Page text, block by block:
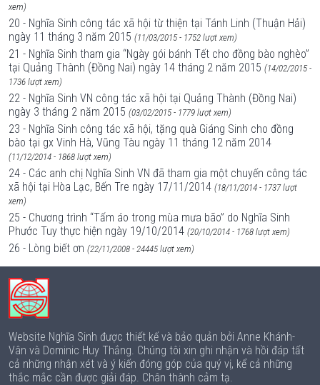
xem)
20 - Nghĩa Sinh công tác xã hội từ thiện tại Tánh Linh (Thuận Hải)
ngày 11 tháng 3 năm 2015 (11/03/2015 - 1752 lượt xem)
21 - Nghĩa Sinh tham gia “Ngày gói bánh Tết cho đồng bào nghèo”
tại Quảng Thành (Đồng Nai) ngày 14 tháng 2 năm 2015 (14/02/2015 -
1736 lượt xem)
22 - Nghĩa Sinh VN công tác xã hội tại Quảng Thành (Đồng Nai)
ngày 3 tháng 2 năm 2015 (03/02/2015 - 1779 lượt xem)
23 - Nghĩa Sinh công tác xã hội, tặng quà Giáng Sinh cho đồng
bào tại gx Vinh Hà, Vũng Tàu ngày 11 tháng 12 năm 2014
(11/12/2014 - 1868 lượt xem)
24 - Các anh chị Nghĩa Sinh VN đã tham gia một chuyến công tác
xã hội tại Hòa Lạc, Bến Tre ngày 17/11/2014 (18/11/2014 - 1737 lượt
xem)
25 - Chương trình “Tấm áo trong mùa mưa bão” do Nghĩa Sinh
Phước Tuy thực hiện ngày 19/10/2014 (20/10/2014 - 1768 lượt xem)
26 - Lòng biết ơn (22/11/2008 - 24445 lượt xem)
Website Nghĩa Sinh được thiết kế và bảo quản bởi Anne Khánh-
Vân và Dominic Huy Thắng. Chúng tôi xin ghi nhận và hồi đáp tất
cả những nhận xét và ý kiến đóng góp của quý vị, kể cả những
thắc mắc cần được giải đáp. Chân thành cảm tạ.